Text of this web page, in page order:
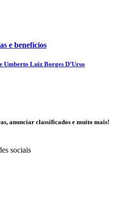
e benefícios
Umberto Luiz Borges D’Urso
anunciar classificados e muito mais!
sociais